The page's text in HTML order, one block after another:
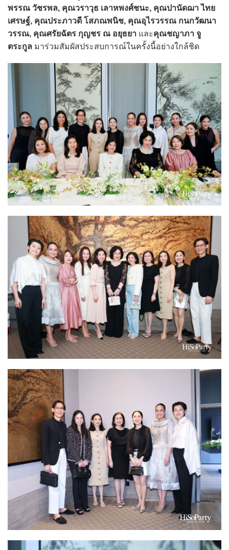
พรรณ วัชรพล, คุณวราวุธ เลาหพงศ์ชนะ, คุณปานัดฌา ไทย
เศรษฐ์, คุณประภาวดี โสภณพนิช, คุณอุไรวรรณ กนกวัฒนา
วรรณ, คุณศรัยฉัตร กุญชร ณ อยุธยา และคุณชญาภา จู
ตระกูล มาร่วมสัมผัสประสบการณ์ในครั้งนี้อย่างใกล้ชิด